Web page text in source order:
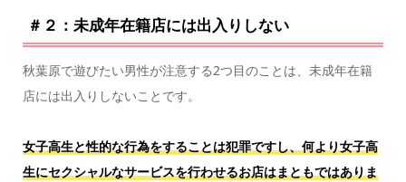
＃２：未成年在籍店には出入りしない
秋葉原で遊びたい男性が注意する2つ目のことは、未成年在籍
店には出入りしないことです。
女子高生と性的な行為をすることは犯罪ですし、何より女子高
生にセクシャルなサービスを行わせるお店はまともではありま